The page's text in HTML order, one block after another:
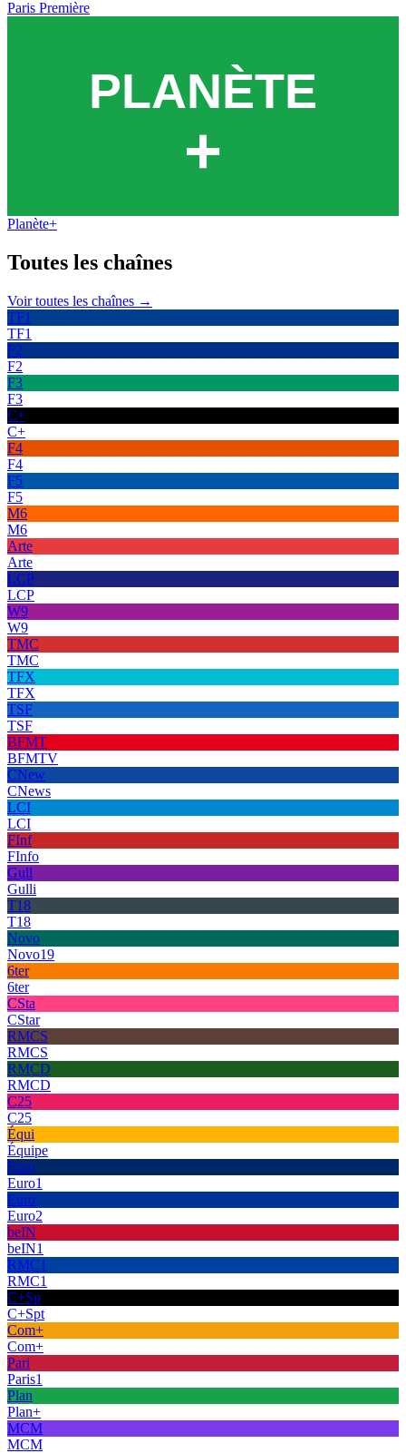
Paris Première
Planète+
Toutes les chaînes
Voir toutes les chaînes →
TF1
TF1
F2
F2
F3
F3
C+
C+
F4
F4
F5
F5
M6
M6
Arte
Arte
LCP
LCP
W9
W9
TMC
TMC
TFX
TFX
TSF
TSF
BFMT
BFMTV
CNew
CNews
LCI
LCI
FInf
FInfo
Gull
Gulli
T18
T18
Novo
Novo19
6ter
6ter
CSta
CStar
RMCS
RMCS
RMCD
RMCD
C25
C25
Équi
Équipe
Euro
Euro1
Euro
Euro2
beIN
beIN1
RMC1
RMC1
C+Sp
C+Spt
Com+
Com+
Pari
Paris1
Plan
Plan+
MCM
MCM